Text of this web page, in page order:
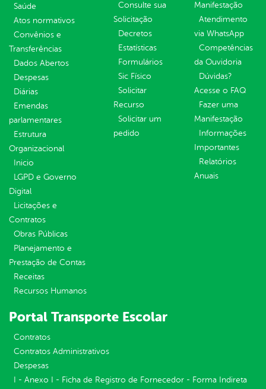
Saúde
Atos normativos
Convênios e
Transferências
Dados Abertos
Despesas
Diárias
Emendas
parlamentares
Estrutura
Organizacional
Inicio
LGPD e Governo
Digital
Licitações e
Contratos
Obras Públicas
Planejamento e
Prestação de Contas
Receitas
Recursos Humanos
Consulte sua
Solicitação
Decretos
Estatísticas
Formulários
Sic Físico
Solicitar
Recurso
Solicitar um
pedido
Manifestação
Atendimento
via WhatsApp
Competências
da Ouvidoria
Dúvidas?
Acesse o FAQ
Fazer uma
Manifestação
Informações
Importantes
Relatórios
Anuais
Portal Transporte Escolar
Contratos
Contratos Administrativos
Despesas
I - Anexo I - Ficha de Registro de Fornecedor - Forma Indireta